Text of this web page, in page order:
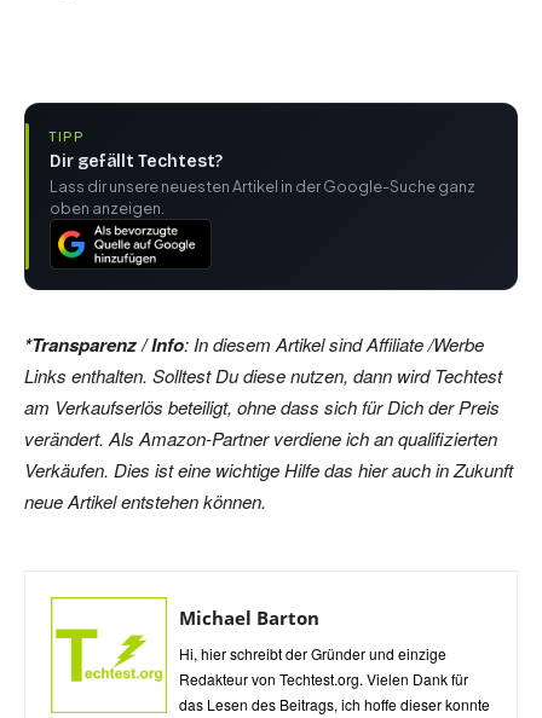
TIPP
Dir gefällt Techtest?
Lass dir unsere neuesten Artikel in der Google-Suche ganz
oben anzeigen.
*Transparenz / Info: In diesem Artikel sind Affiliate /Werbe
Links enthalten. Solltest Du diese nutzen, dann wird Techtest
am Verkaufserlös beteiligt, ohne dass sich für Dich der Preis
verändert. Als Amazon-Partner verdiene ich an qualifizierten
Verkäufen. Dies ist eine wichtige Hilfe das hier auch in Zukunft
neue Artikel entstehen können.
Michael Barton
Hi, hier schreibt der Gründer und einzige
Redakteur von Techtest.org. Vielen Dank für
das Lesen des Beitrags, ich hoffe dieser konnte